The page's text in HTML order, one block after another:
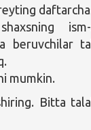
beruvchilar
mumkin.
Bitta